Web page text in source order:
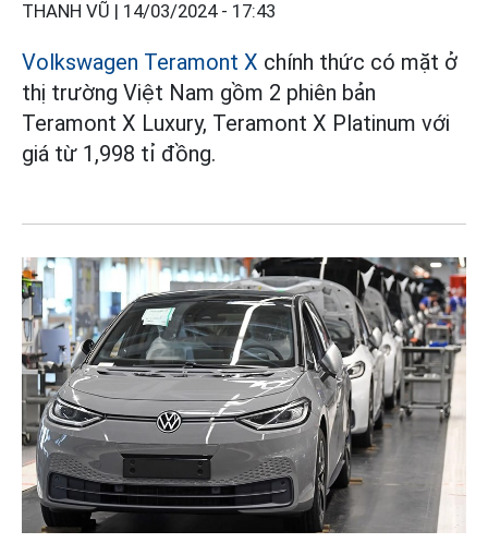
THANH VŨ | 14/03/2024 - 17:43
Volkswagen Teramont X chính thức có mặt ở
thị trường Việt Nam gồm 2 phiên bản
Teramont X Luxury, Teramont X Platinum với
giá từ 1,998 tỉ đồng.